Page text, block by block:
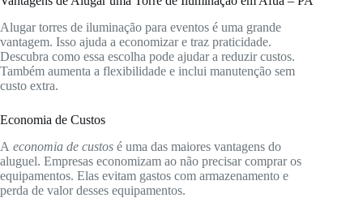
Alugar torres de iluminação para eventos é uma grande
vantagem. Isso ajuda a economizar e traz praticidade.
Descubra como essa escolha pode ajudar a reduzir custos.
Também aumenta a flexibilidade e inclui manutenção sem
custo extra.
Economia de Custos
A economia de custos é uma das maiores vantagens do
aluguel. Empresas economizam ao não precisar comprar os
equipamentos. Elas evitam gastos com armazenamento e
perda de valor desses equipamentos.